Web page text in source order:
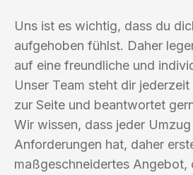
Uns ist es wichtig, dass du
aufgehoben fühlst. Daher
auf eine freundliche und
Unser Team steht dir
zur Seite und beantwortet
Wir wissen, dass jeder
Anforderungen hat, daher
maßgeschneidertes Angebot,